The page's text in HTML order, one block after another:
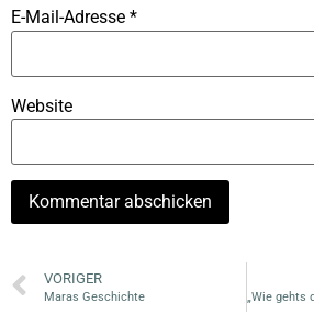
E-Mail-Adresse *
Website
VORIGER
Maras Geschichte